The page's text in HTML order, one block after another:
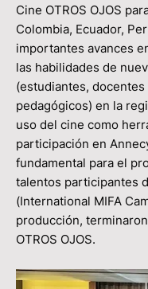
Cine OTROS OJOS
Colombia, Ecuador,
importantes avances
las habilidades de
(estudiantes,
pedagógicos) en la
uso del cine como
participación en
fundamental para el
talentos participantes
(International MIFA
producción,
OTROS OJOS.